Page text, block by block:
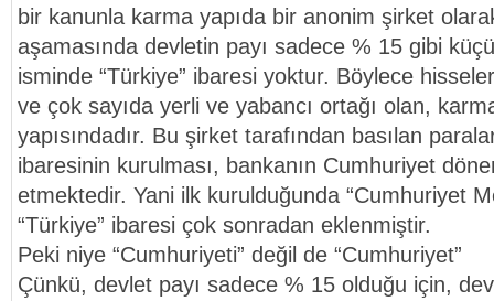
bir kanunla karma yapıda bir anonim şirket
aşamasında devletin payı sadece % 15 gibi
isminde “Türkiye” ibaresi yoktur. Böylece
ve çok sayıda yerli ve yabancı ortağı olan,
yapısındadır. Bu şirket tarafından basılan
ibaresinin kurulması, bankanın Cumhuriyet
etmektedir. Yani ilk kurulduğunda “Cumhuriyet
“Türkiye” ibaresi çok sonradan eklenmiştir.
Peki niye “Cumhuriyeti” değil de “Cumhuriyet”
Çünkü, devlet payı sadece % 15 olduğu için,